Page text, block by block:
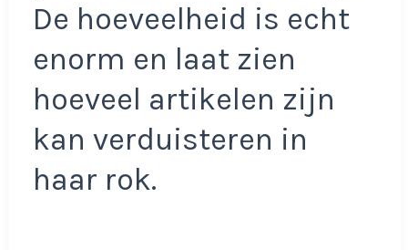
De hoeveelheid is echt
enorm en laat zien
hoeveel artikelen zijn
kan verduisteren in
haar rok.